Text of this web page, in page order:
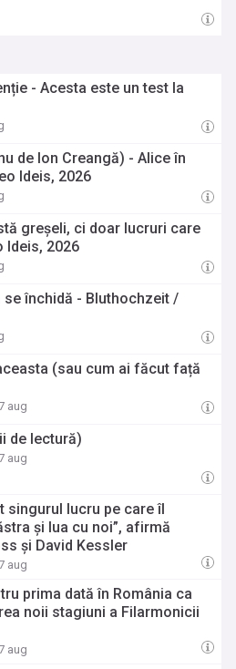
- Acesta este un test la
de Ion Creangă) - Alice în
Ideis, 2026
greșeli, ci doar lucruri care
Ideis, 2026
se închidă - Bluthochzeit /
(sau cum ai făcut față
aug
de lectură)
aug
singurul lucru pe care îl
și lua cu noi”, afirmă
și David Kessler
aug
prima dată în România ca
noii stagiuni a Filarmonicii
aug